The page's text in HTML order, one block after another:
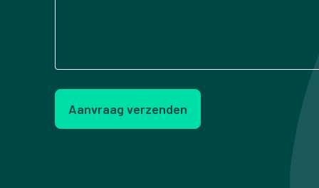
Aanvraag verzenden